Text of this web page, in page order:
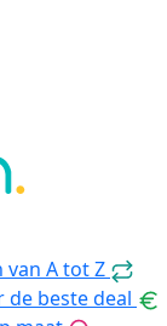
A tot Z
beste deal